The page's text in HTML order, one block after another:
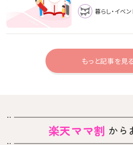
暮らし・イベン
もっと記事を見る
楽天ママ割 から